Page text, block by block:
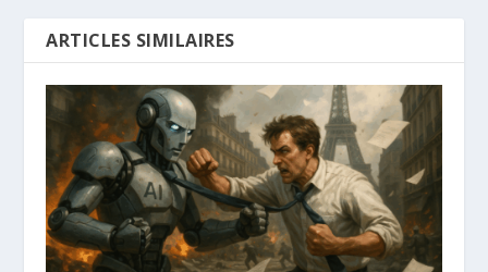
ARTICLES SIMILAIRES